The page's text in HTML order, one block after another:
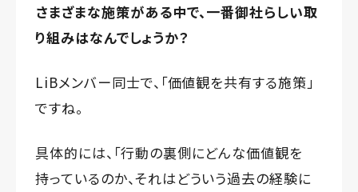
――さまざまな施策がある中で、一番御社らしい取
り組みはなんでしょうか？
LiBメンバー同士で、「価値観を共有する施策」
ですね。
具体的には、「行動の裏側にどんな価値観を
持っているのか、それはどういう過去の経験に